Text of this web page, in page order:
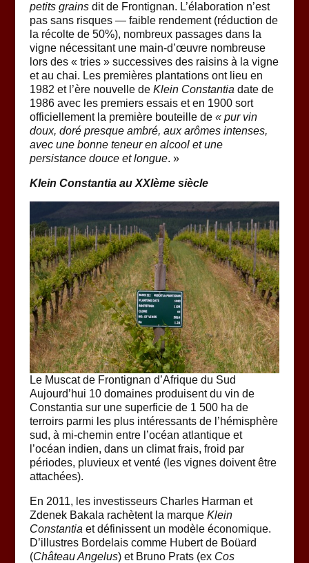
petits grainsdit de Frontignan. L’élaboration n’est
pas sans risques — faible rendement (réduction de
la récolte de 50%), nombreux passages dans la
vigne nécessitant une main-d’œuvre nombreuse
lors des « tries » successives des raisins à la vigne
et au chai. Les premières plantations ont lieu en
1982 et l’ère nouvelle de Klein Constantia date de
1986 avec les premiers essais et en 1900 sort
officiellement la première bouteille de « pur vin
doux, doré presque ambré, aux arômes intenses,
avec une bonne teneur en alcool et une
persistance douce et longue. »
Klein Constantia au XXIème siècle
Le Muscat de Frontignan d’Afrique du Sud
Aujourd’hui 10 domaines produisent du vin de
Constantia sur une superficie de 1 500 ha de
terroirs parmi les plus intéressants de l’hémisphère
sud, à mi-chemin entre l’océan atlantique et
l’océan indien, dans un climat frais, froid par
périodes, pluvieux et venté (les vignes doivent être
attachées).
En 2011, les investisseurs Charles Harman et
Zdenek Bakala rachètent la marque Klein
Constantia et définissent un modèle économique.
D’illustres Bordelais comme Hubert de Boüard
(Château Angelus) et Bruno Prats (ex Cos